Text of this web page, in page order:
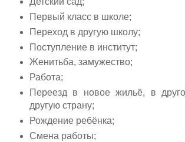
Первый класс в школе;
Переход в другую школу;
Поступление в институт;
Женитьба, замужество;
Работа;
Переезд в новое жильё, в
другую страну;
Рождение ребёнка;
Смена работы;